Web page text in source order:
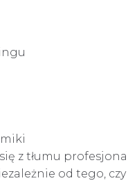
z tłumu
od tego,